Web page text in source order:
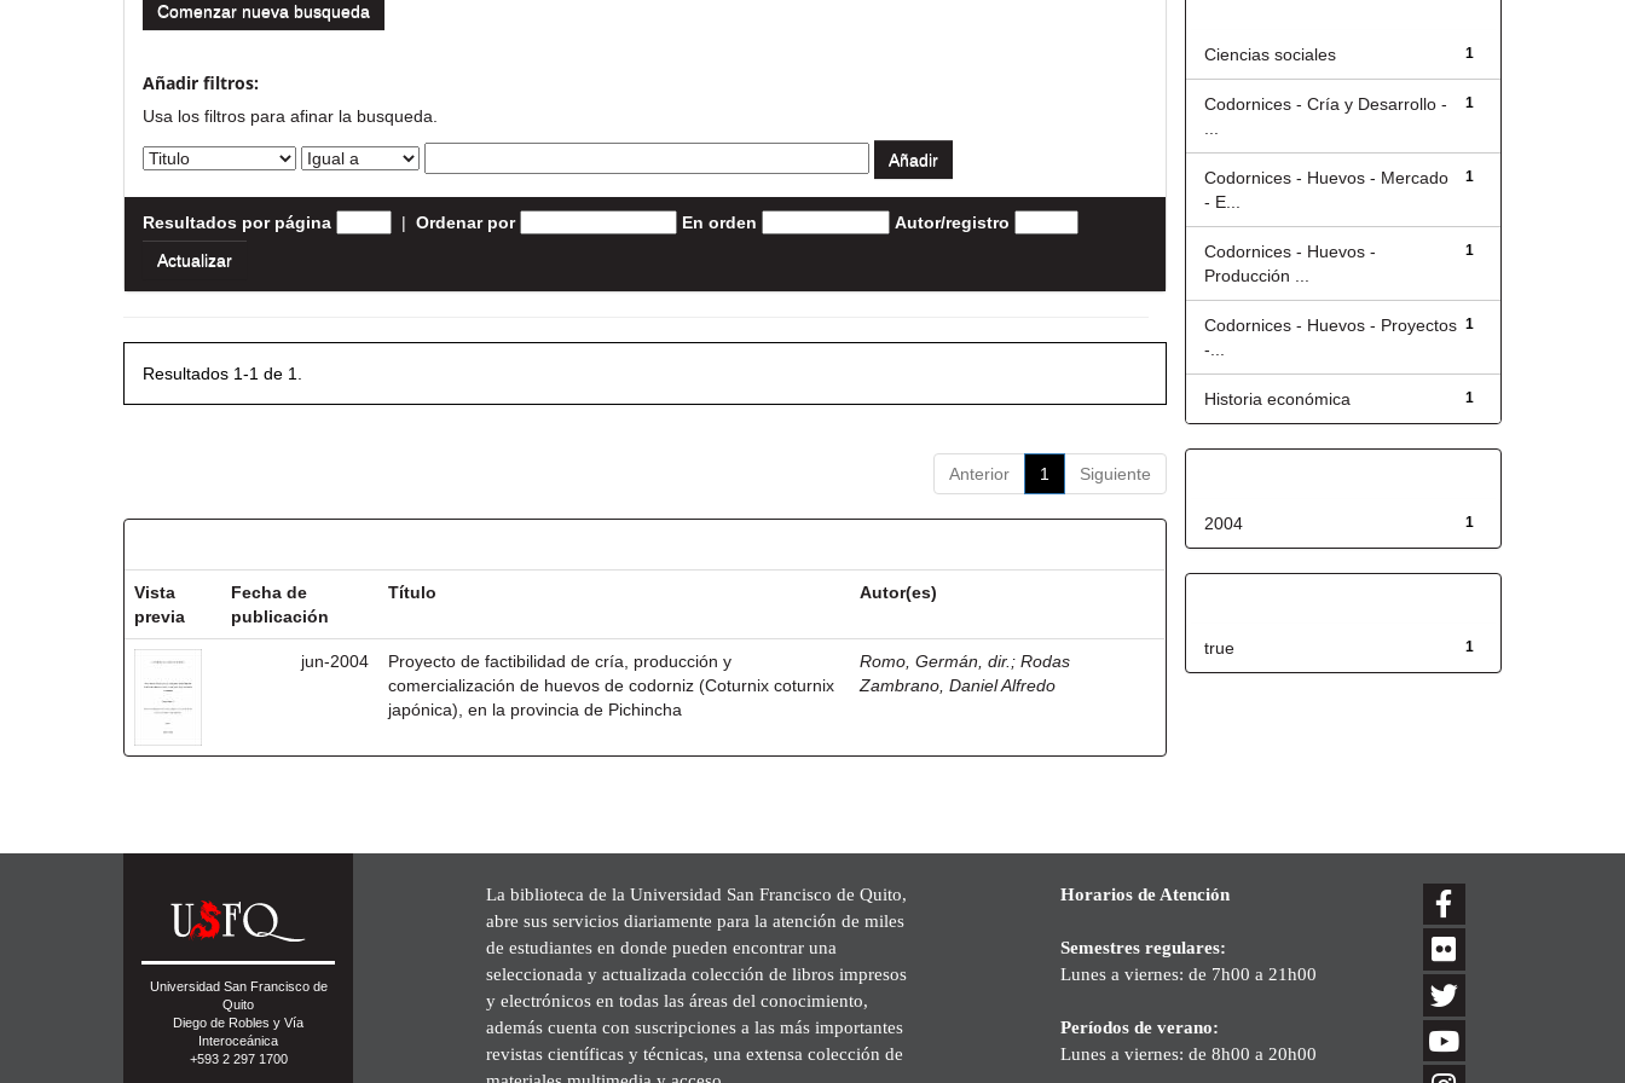
Comenzar nueva busqueda
Añadir filtros:
Usa los filtros para afinar la busqueda.
Resultados por página | Ordenar por En orden Autor/registro
Resultados 1-1 de 1.
Anterior 1 Siguiente
Vista
previa
Fecha de
publicación
Título Autor(es)
jun-2004
Proyecto de factibilidad de cría, producción y
comercialización de huevos de codorniz (Coturnix coturnix
japónica), en la provincia de Pichincha
Romo, Germán, dir. ;Rodas
Zambrano, Daniel Alfredo
1
Ciencias sociales
1
Codornices - Cría y Desarrollo -
1
Codornices - Huevos - Mercado
- E...
1
Codornices - Huevos -
Producción ...
1
Codornices - Huevos - Proyectos
-...
1
Historia económica
1
2004
1
true
Universidad San Francisco de
Quito
Diego de Robles y Vía
Interoceánica
+593 2 297 1700
La biblioteca de la Universidad San Francisco de Quito,
abre sus servicios diariamente para la atención de miles
de estudiantes en donde pueden encontrar una
seleccionada y actualizada colección de libros impresos
y electrónicos en todas las áreas del conocimiento,
además cuenta con suscripciones a las más importantes
revistas científicas y técnicas, una extensa colección de
Horarios de Atención
Semestres regulares:
Lunes a viernes: de 7h00 a 21h00
Períodos de verano:
Lunes a viernes: de 8h00 a 20h00